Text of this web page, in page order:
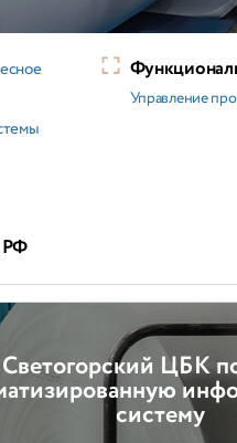
РФ
Управление
Светогорский ЦБК
систему